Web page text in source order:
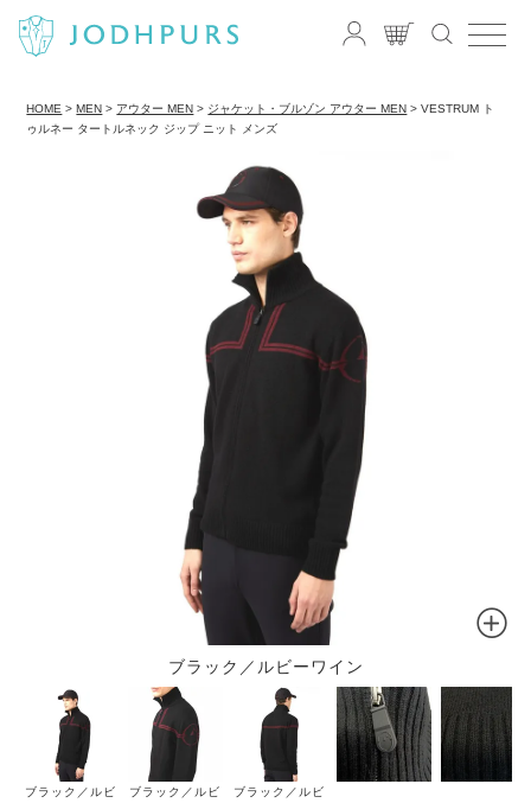
HOME MEN アウター MEN ジャケット・ブルゾン アウター MEN
VESTRUM ト
ゥルネー タートルネック ジップ ニット メンズ
ブラック／ルビーワイン
ブラック／ルビ
ブラック／ルビ
ブラック／ルビ